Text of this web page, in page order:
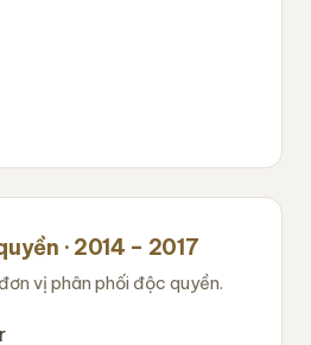
· 2014 – 2017
vị phân phối độc quyền.